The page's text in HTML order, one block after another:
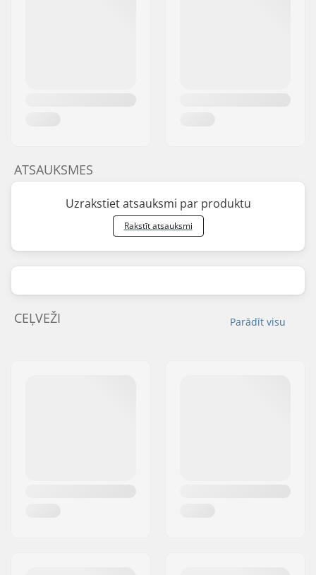
ATSAUKSMES
Uzrakstiet atsauksmi par produktu
Rakstīt atsauksmi
Parādīt visu
CEĻVEŽI